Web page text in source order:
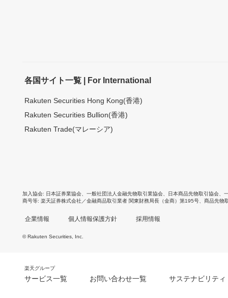
各国サイト一覧 | For International
Rakuten Securities Hong Kong(香港)
Rakuten Securities Bullion(香港)
Rakuten Trade(マレーシア)
加入協会 日本証券業協会 一般社団法人金融先物取引業協会 日本商品先物取引協会
商号等 楽天証券株式会社／金融商品取引業者 関東財務局長（金商）第195号、商品先物
企業情報 個人情報保護方針 採用情報
© Rakuten Securities, Inc.
楽天グループ
サービス一覧 お問い合わせ一覧 サステナビリティ